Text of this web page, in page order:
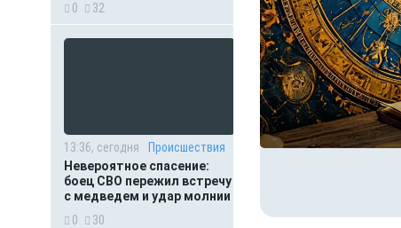
0
32
13:36, сегодня
Происшествия
Невероятное спасение:
боец СВО пережил встречу
с медведем и удар молнии
0
30